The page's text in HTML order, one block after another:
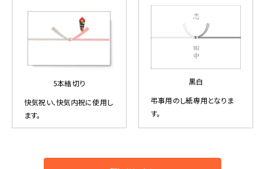
5本結切り
快気祝い、快気内祝に使用し
ます。
黒白
弔事用のし紙専用となりま
す。